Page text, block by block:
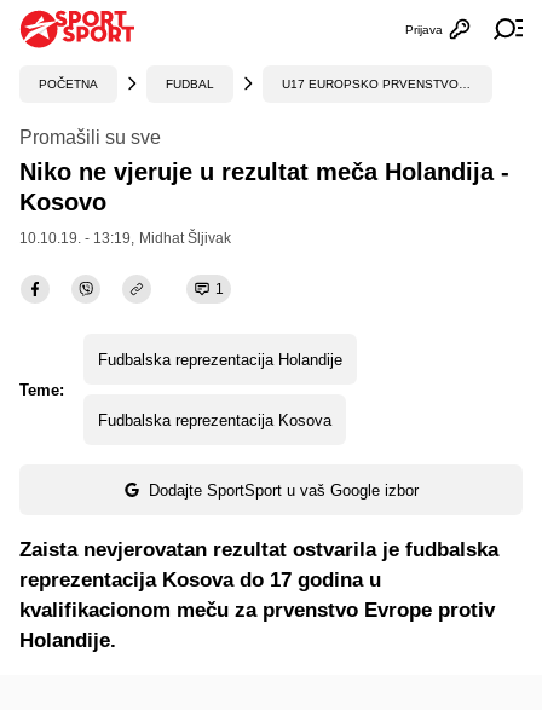
Otvori
Prijava
POČETNA FUDBAL
Promašili su sve
Niko ne vjeruje u rezultat meča Holandija -
Kosovo
10.10.19. - 13:19, Midhat Šljivak
1
Teme:
Fudbalska reprezentacija Holandije
Fudbalska reprezentacija Kosova
Dodajte SportSport u vaš Google izbor
Zaista nevjerovatan rezultat ostvarila je fudbalska
reprezentacija Kosova do 17 godina u
kvalifikacionom meču za prvenstvo Evrope protiv
Holandije.